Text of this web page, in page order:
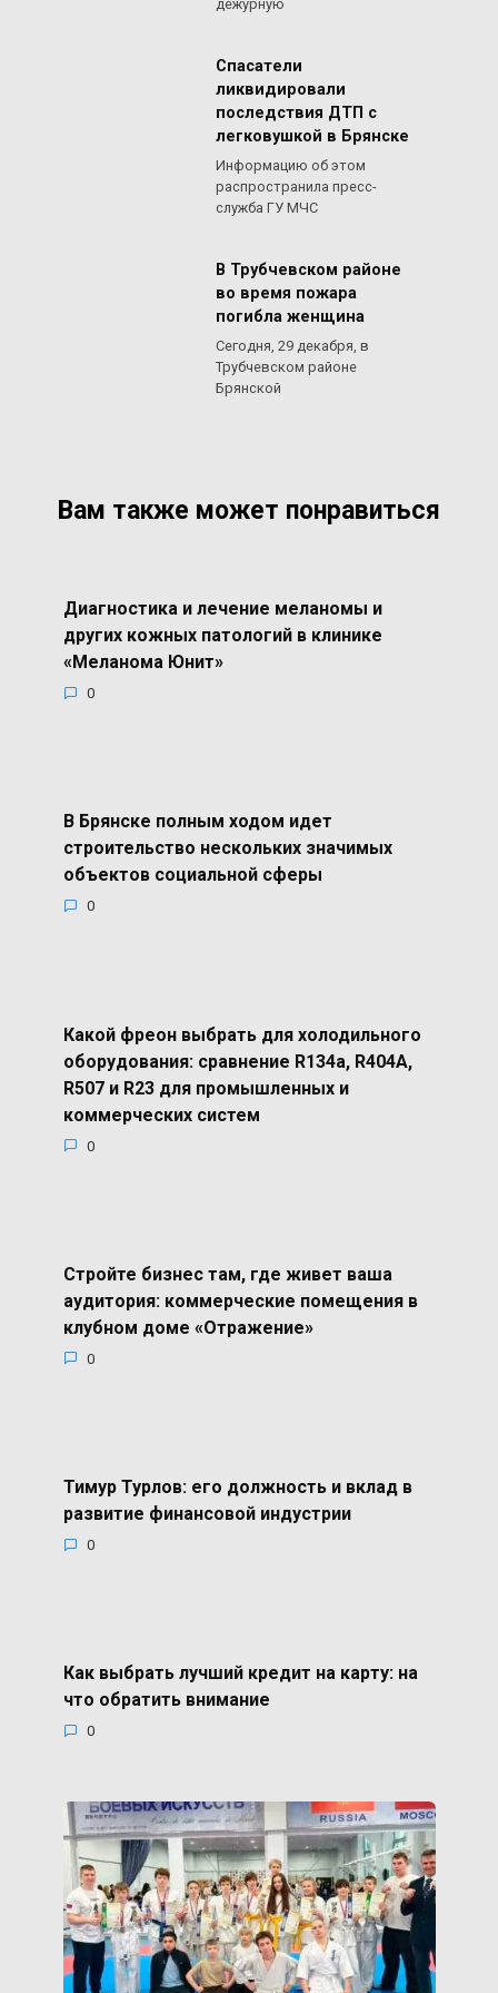
дежурную
Спасатели
ликвидировали
последствия ДТП с
легковушкой в Брянске
Информацию об этом
распространила пресс-
служба ГУ МЧС
В Трубчевском районе
во время пожара
погибла женщина
Сегодня, 29 декабря, в
Трубчевском районе
Брянской
Вам также может понравиться
Диагностика и лечение меланомы и
других кожных патологий в клинике
«Меланома Юнит»
0
В Брянске полным ходом идет
строительство нескольких значимых
объектов социальной сферы
0
Какой фреон выбрать для холодильного
оборудования: сравнение R134a, R404A,
R507 и R23 для промышленных и
коммерческих систем
0
Стройте бизнес там, где живет ваша
аудитория: коммерческие помещения в
клубном доме «Отражение»
0
Тимур Турлов: его должность и вклад в
развитие финансовой индустрии
0
Как выбрать лучший кредит на карту: на
что обратить внимание
0